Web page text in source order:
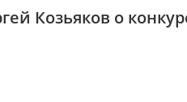
Козьяков о